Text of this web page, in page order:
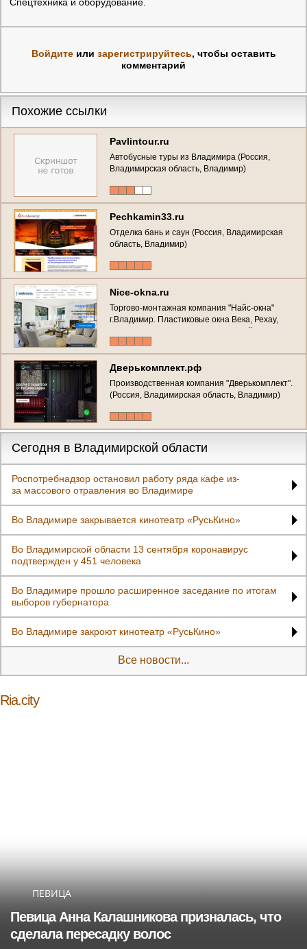
Войдитеили зарегистрируйтесь, чтобы оставить
комментарий
Похожие ссылки
Pavlintour.ru
Автобусные туры из Владимира (Россия,
Владимирская область, Владимир)
Pechkamin33.ru
Отделка бань и саун (Россия, Владимирская
область, Владимир)
Nice-okna.ru
Торгово-монтажная компания "Найс-окна"
г.Владимир. Пластиковые окна Века, Рехау,
КБЕ. Остекление балконов и лоджий. (Россия,
Дверькомплект.рф
Производственная компания "Дверькомплект".
(Россия, Владимирская область, Владимир)
Сегодня в Владимирской области
Роспотребнадзор остановил работу ряда кафе из-
за массового отравления во Владимире
Во Владимире закрывается кинотеатр «РусьКино»
Во Владимирской области 13 сентября коронавирус
подтвержден у 451 человека
Во Владимире прошло расширенное заседание по итогам
выборов губернатора
Во Владимире закроют кинотеатр «РусьКино»
Все новости...
Ria.city
ПЕВИЦА
Певица Анна Калашникова призналась, что
сделала пересадку волос